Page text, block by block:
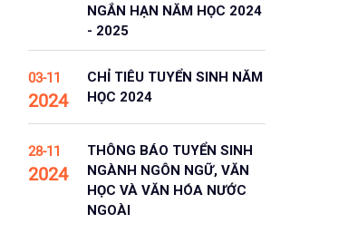
NGẮN HẠN NĂM HỌC 2024
- 2025
03-11
2024
CHỈ TIÊU TUYỂN SINH NĂM
HỌC 2024
28-11
2024
THÔNG BÁO TUYỂN SINH
NGÀNH NGÔN NGỮ, VĂN
HỌC VÀ VĂN HÓA NƯỚC
NGOÀI